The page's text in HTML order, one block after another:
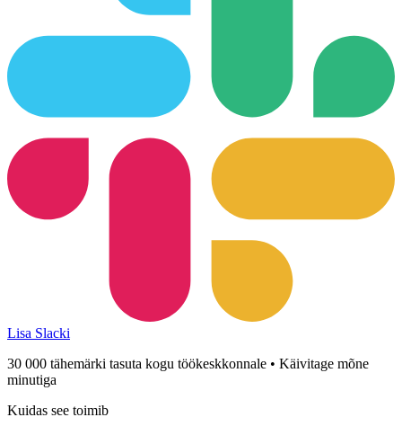
Lisa Slacki
30 000 tähemärki tasuta kogu töökeskkonnale • Käivitage mõne
minutiga
Kuidas see toimib